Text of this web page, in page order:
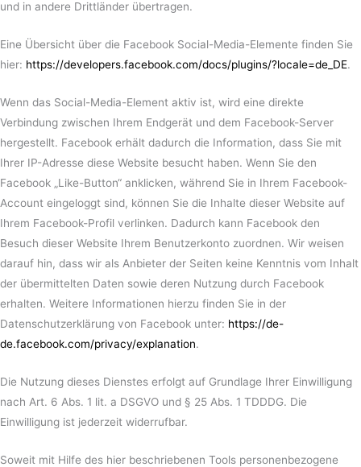
und in andere Drittländer übertragen.
Eine Übersicht über die Facebook Social-Media-Elemente finden Sie
hier: https://developers.facebook.com/docs/plugins/?locale=de_DE.
Wenn das Social-Media-Element aktiv ist, wird eine direkte
Verbindung zwischen Ihrem Endgerät und dem Facebook-Server
hergestellt. Facebook erhält dadurch die Information, dass Sie mit
Ihrer IP-Adresse diese Website besucht haben. Wenn Sie den
Facebook „Like-Button“ anklicken, während Sie in Ihrem Facebook-
Account eingeloggt sind, können Sie die Inhalte dieser Website auf
Ihrem Facebook-Profil verlinken. Dadurch kann Facebook den
Besuch dieser Website Ihrem Benutzerkonto zuordnen. Wir weisen
darauf hin, dass wir als Anbieter der Seiten keine Kenntnis vom Inhalt
der übermittelten Daten sowie deren Nutzung durch Facebook
erhalten. Weitere Informationen hierzu finden Sie in der
Datenschutzerklärung von Facebook unter: https://de-
de.facebook.com/privacy/explanation.
Die Nutzung dieses Dienstes erfolgt auf Grundlage Ihrer Einwilligung
nach Art. 6 Abs. 1 lit. a DSGVO und § 25 Abs. 1 TDDDG. Die
Einwilligung ist jederzeit widerrufbar.
Soweit mit Hilfe des hier beschriebenen Tools personenbezogene